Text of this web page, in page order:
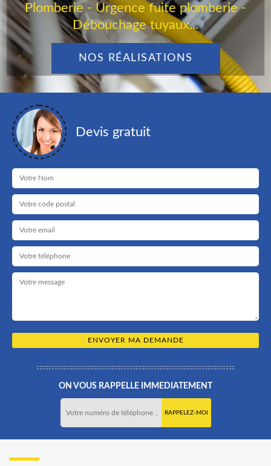
Plomberie - Urgence fuite plomberie -
Débouchage tuyaux...
NOS RÉALISATIONS
Devis gratuit
ON VOUS RAPPELLE IMMEDIATEMENT